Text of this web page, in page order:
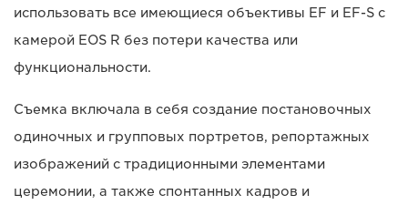
использовать все имеющиеся объективы EF и EF-S с
камерой EOS R без потери качества или
функциональности.
Съемка включала в себя создание постановочных
одиночных и групповых портретов, репортажных
изображений с традиционными элементами
церемонии, а также спонтанных кадров и